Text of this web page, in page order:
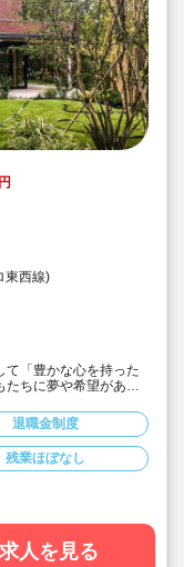
円
東西線)
「豊かな心を持った
たちに夢や希望がある
きやすい環境です
で、独身、既婚者問
。
ます。チーム保育で
で不安な方、中途で馴
、別業種からのキャ
ームでサポートしあ
退職金制度
残業ほぼなし
求人を見る